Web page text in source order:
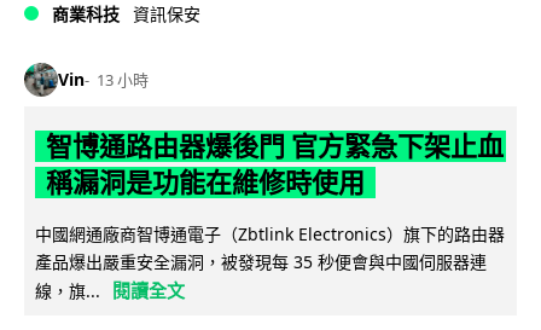
商業科技 資訊保安
Vin 13 小時
智博通路由器爆後門 官方緊急下架止血
稱漏洞是功能在維修時使用
中國網通廠商智博通電子（Zbtlink Electronics）旗下的路由器
產品爆出嚴重安全漏洞，被發現每 35 秒便會與中國伺服器連
線，旗...
閱讀全文